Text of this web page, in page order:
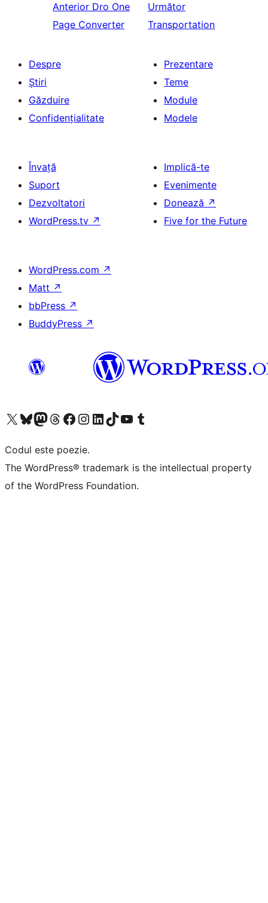
Anterior Dro One
Page Converter
Următor
Transportation
Despre
Știri
Găzduire
Confidențialitate
Prezentare
Teme
Module
Modele
Învață
Suport
Dezvoltatori
WordPress.tv ↗
Implică-te
Evenimente
Donează ↗
Five for the Future
WordPress.com ↗
Matt ↗
bbPress ↗
BuddyPress ↗
Mergi la contul nostru X (fost Twitter)
Vizitează contul nostru Bluesky
Vizitează contul nostru Mastodon
Vizitează contul nostru Threads
Vizitează pagina noastră Facebook
Vizitează-ne pe Instagram
Vizitează-ne pe LinkedIn
Vizitează contul nostru TikTok
Vizitează canalul nostru YouTube
Vizitează contul nostru Tumblr
Codul este poezie.
The WordPress® trademark is the intellectual property
of the WordPress Foundation.